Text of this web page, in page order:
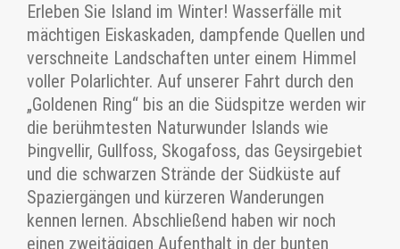
Erleben Sie Island im Winter! Wasserfälle mit
mächtigen Eiskaskaden, dampfende Quellen und
verschneite Landschaften unter einem Himmel
voller Polarlichter. Auf unserer Fahrt durch den
„Goldenen Ring“ bis an die Südspitze werden wir
die berühmtesten Naturwunder Islands wie
Þingvellir, Gullfoss, Skogafoss, das Geysirgebiet
und die schwarzen Strände der Südküste auf
Spaziergängen und kürzeren Wanderungen
kennen lernen. Abschließend haben wir noch
einen zweitägigen Aufenthalt in der bunten